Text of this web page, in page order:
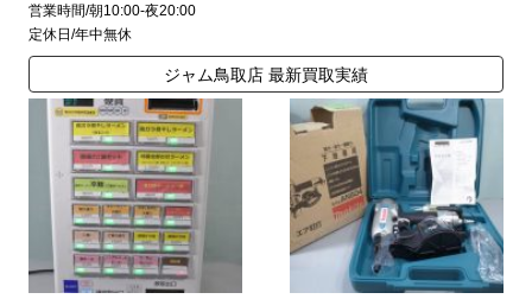
営業時間/朝10:00-夜20:00
定休日/年中無休
ジャム鳥取店 最新買取実績